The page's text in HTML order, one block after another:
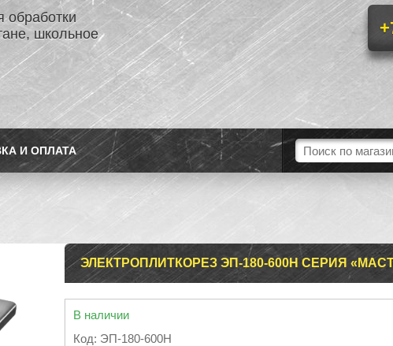
обработки
школьное
И ОПЛАТА
ЭЛЕКТРОПЛИТКОРЕЗ ЭП-180-600Н СЕРИЯ
В наличии
Код: ЭП-180-600Н